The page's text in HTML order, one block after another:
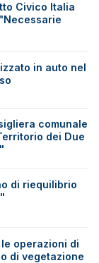
Civico Italia
in auto nel
comunale
dei Due
di riequilibrio
operazioni di
di vegetazione